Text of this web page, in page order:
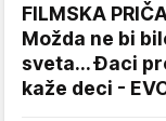
FILMSKA
Možda ne bi
sveta... Đaci
kaže deci -